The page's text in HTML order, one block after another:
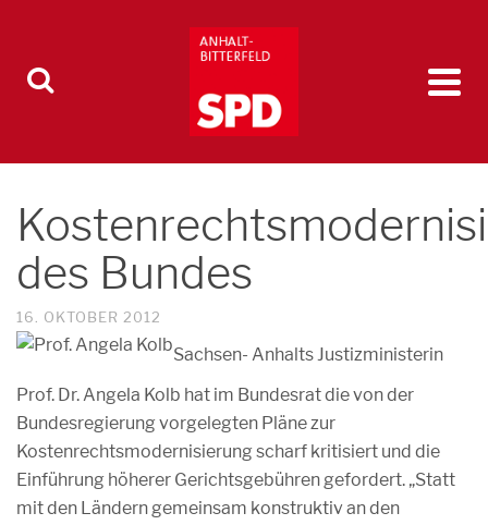
des Bundes
16. OKTOBER 2012
Sachsen- Anhalts Justizministerin
Prof. Dr. Angela Kolb hat im Bundesrat die von der
Bundesregierung vorgelegten Pläne zur
Kostenrechtsmodernisierung scharf kritisiert und die
Einführung höherer Gerichtsgebühren gefordert. „Statt
mit den Ländern gemeinsam konstruktiv an den